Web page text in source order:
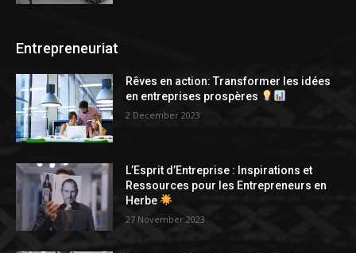
Entrepreneuriat
Rêves en action: Transformer les idées
en entreprises prospères
2 December 2023
L’Esprit d’Entreprise : Inspirations et
Ressources pour les Entrepreneurs en
Herbe
27 November 2023